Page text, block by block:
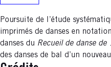
Poursuite de l’étude
imprimés de danses en
danses du Recueil de danse de
des danses de bal d’un